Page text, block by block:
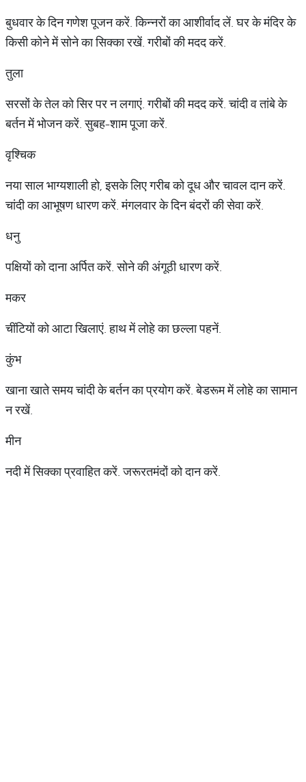
बुधवार के दिन गणेश पूजन करें. किन्नरों का आशीर्वाद लें. घर के मंदिर के
किसी कोने में सोने का सिक्का रखें. गरीबों की मदद करें.
तुला
सरसों के तेल को सिर पर न लगाएं. गरीबों की मदद करें. चांदी व तांबे के
बर्तन में भोजन करें. सुबह-शाम पूजा करें.
वृश्चिक
नया साल भाग्यशाली हो, इसके लिए गरीब को दूध और चावल दान करें.
चांदी का आभूषण धारण करें. मंगलवार के दिन बंदरों की सेवा करें.
धनु
पक्षियों को दाना अर्पित करें. सोने की अंगूठी धारण करें.
मकर
चींटियों को आटा खिलाएं. हाथ में लोहे का छल्ला पहनें.
कुंभ
खाना खाते समय चांदी के बर्तन का प्रयोग करें. बेडरूम में लोहे का सामान
न रखें.
मीन
नदी में सिक्का प्रवाहित करें. जरूरतमंदों को दान करें.